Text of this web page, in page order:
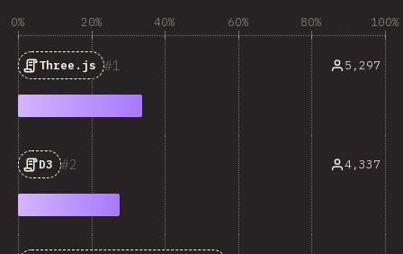
0% 20% 40% 60% 80% 100%
1
Three.js 5,297
2
D3 4,337